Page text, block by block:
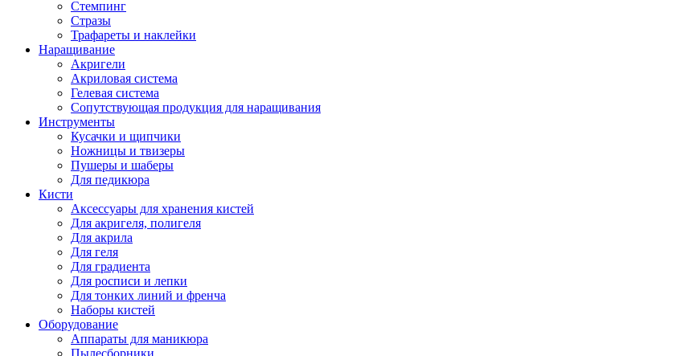
Стемпинг
Стразы
Трафареты и наклейки
Наращивание
Акригели
Акриловая система
Гелевая система
Сопутствующая продукция для наращивания
Инструменты
Кусачки и щипчики
Ножницы и твизеры
Пушеры и шаберы
Для педикюра
Кисти
Аксессуары для хранения кистей
Для акригеля, полигеля
Для акрила
Для геля
Для градиента
Для росписи и лепки
Для тонких линий и френча
Наборы кистей
Оборудование
Аппараты для маникюра
Пылесборники